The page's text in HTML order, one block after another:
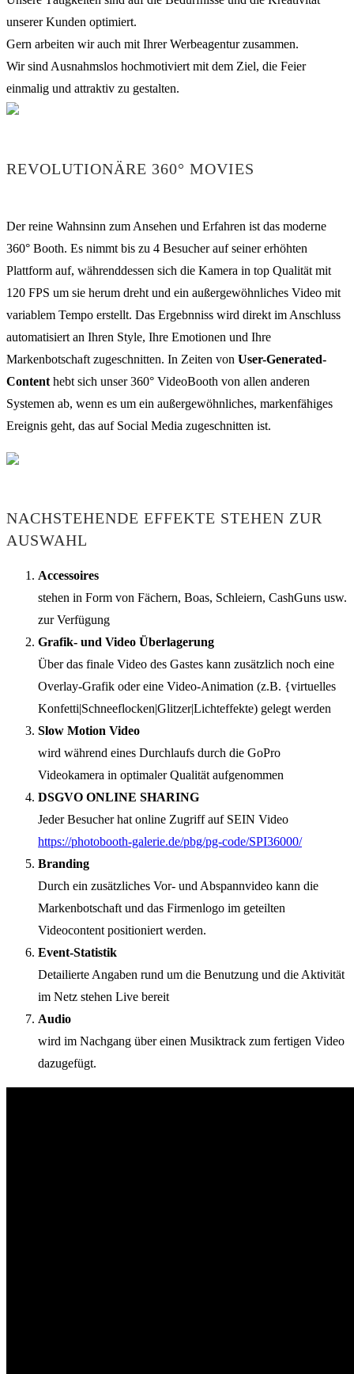
unserer Kunden optimiert.
Gern arbeiten wir auch mit Ihrer Werbeagentur zusammen.
Wir sind Ausnahmslos hochmotiviert mit dem Ziel, die Feier
einmalig und attraktiv zu gestalten.
REVOLUTIONÄRE 360° MOVIES
Der reine Wahnsinn zum Ansehen und Erfahren ist das moderne
360° Booth. Es nimmt bis zu 4 Besucher auf seiner erhöhten
Plattform auf, währenddessen sich die Kamera in top Qualität mit
120 FPS um sie herum dreht und ein außergewöhnliches Video mit
variablem Tempo erstellt. Das Ergebnniss wird direkt im Anschluss
automatisiert an Ihren Style, Ihre Emotionen und Ihre
Markenbotschaft zugeschnitten. In Zeiten von User-Generated-
Content hebt sich unser 360° VideoBooth von allen anderen
Systemen ab, wenn es um ein außergewöhnliches, markenfähiges
Ereignis geht, das auf Social Media zugeschnitten ist.
NACHSTEHENDE EFFEKTE STEHEN ZUR
AUSWAHL
Accessoires
stehen in Form von Fächern, Boas, Schleiern, CashGuns usw.
zur Verfügung
Grafik- und Video Überlagerung
Über das finale Video des Gastes kann zusätzlich noch eine
Overlay-Grafik oder eine Video-Animation (z.B. {virtuelles
Konfetti|Schneeflocken|Glitzer|Lichteffekte) gelegt werden
Slow Motion Video
wird während eines Durchlaufs durch die GoPro
Videokamera in optimaler Qualität aufgenommen
DSGVO ONLINE SHARING
Jeder Besucher hat online Zugriff auf SEIN Video
https://photobooth-galerie.de/pbg/pg-code/SPI36000/
Branding
Durch ein zusätzliches Vor- und Abspannvideo kann die
Markenbotschaft und das Firmenlogo im geteilten
Videocontent positioniert werden.
Event-Statistik
Detailierte Angaben rund um die Benutzung und die Aktivität
im Netz stehen Live bereit
Audio
wird im Nachgang über einen Musiktrack zum fertigen Video
dazugefügt.